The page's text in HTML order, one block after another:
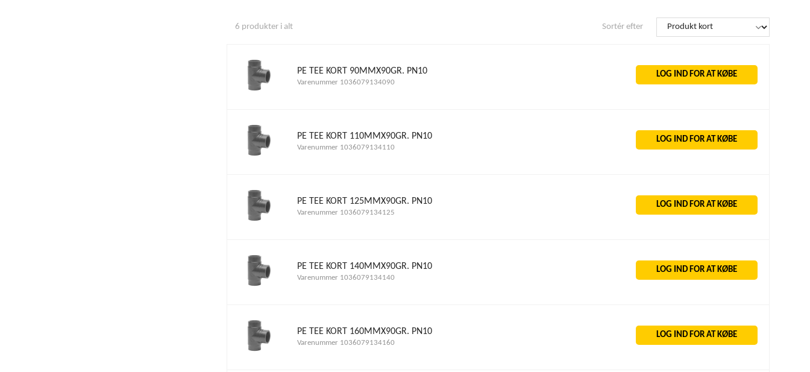
6 produkter i alt Sortér efter
PE TEE KORT 90MMX90GR. PN10
Varenummer 1036079134090
LOG IND FOR AT KØBE
PE TEE KORT 110MMX90GR. PN10
Varenummer 1036079134110
LOG IND FOR AT KØBE
PE TEE KORT 125MMX90GR. PN10
Varenummer 1036079134125
LOG IND FOR AT KØBE
PE TEE KORT 140MMX90GR. PN10
Varenummer 1036079134140
LOG IND FOR AT KØBE
PE TEE KORT 160MMX90GR. PN10
Varenummer 1036079134160
LOG IND FOR AT KØBE